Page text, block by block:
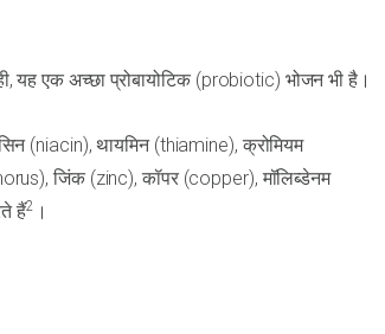
यह एक अच्छा प्रोबायोटिक (probiotic) भोजन भी है।
(niacin), थायमिन (thiamine), क्रोमियम
जिंक (zinc), कॉपर (copper), मॉलिब्डेनम
हैं2 ।